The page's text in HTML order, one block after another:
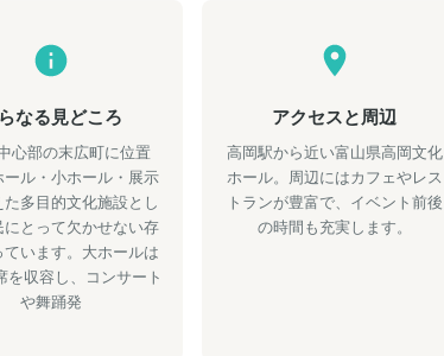
なる見どころ
心部の末広町に位置
ール・小ホール・展示
多目的文化施設とし
にとって欠かせない存
ています。大ホールは
を収容し、コンサート
や舞踊発
アクセスと周辺
高岡駅から近い富山県高岡文化
ホール。周辺にはカフェやレス
トランが豊富で、イベント前後
の時間も充実します。